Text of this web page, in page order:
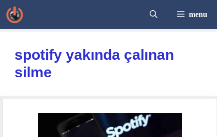
İçeriğe
atla
menu
spotify yakında çalınan
silme